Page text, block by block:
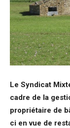
Le Syndicat
cadre de la
propriétaire de
ci en vue de